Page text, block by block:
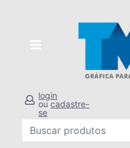
login
oucadastre-
se